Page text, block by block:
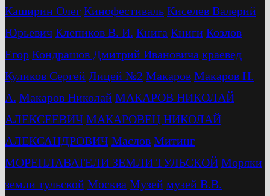
Каширин Олег Кинофестиваль Киселев Валерий
Юрьевич Клепиков В. И. Книга Книги Козлов
Егор Кондрашов Дмитрий Ивановича краевед
Куликов Сергей Лицей №2 Макаров Макаров Н.
А. Макаров Николай МАКАРОВ НИКОЛАЙ
АЛЕКСЕЕВИЧ МАКАРОВЕЦ НИКОЛАЙ
АЛЕКСАНДРОВИЧ Маслов Митинг
МОРЕПЛАВАТЕЛИ ЗЕМЛИ ТУЛЬСКОЙ Моряки
земли тульской Москва Музей музей В.В.